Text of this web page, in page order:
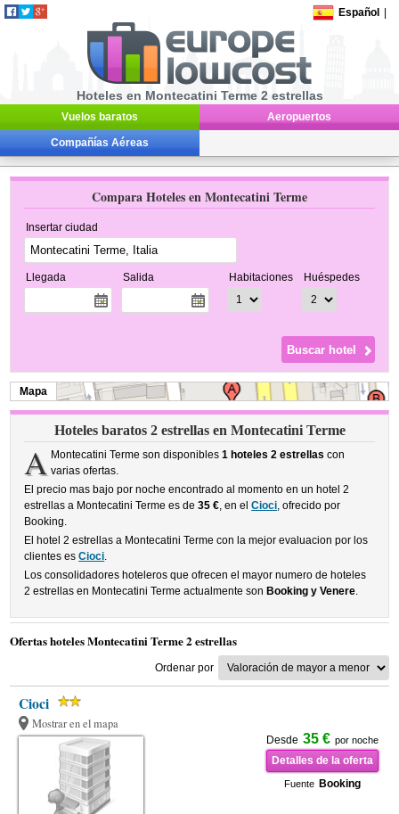
Español
Hoteles en Montecatini Terme 2 estrellas
Vuelos baratos Aeropuertos
Compañías Aéreas
Compara Hoteles en Montecatini Terme
Insertar ciudad
Llegada Salida Habitaciones Huéspedes
Mapa
Hoteles baratos 2 estrellas en Montecatini Terme
A Montecatini Terme son disponibles 1 hoteles 2 estrellas con
varias ofertas.
El precio mas bajo por noche encontrado al momento en un hotel 2
estrellas a Montecatini Terme es de35 €, en elCioci, ofrecido por
Booking.
El hotel 2 estrellas a Montecatini Terme con la mejor evaluacion por los
clientes esCioci.
Los consolidadores hoteleros que ofrecen el mayor numero de hoteles
2 estrellas en Montecatini Terme actualmente son Booking y Venere.
Ofertas hoteles Montecatini Terme 2 estrellas
Ordenar por
Cioci
Mostrar en el mapa
Desde 35 € por noche
Detalles de la oferta
Fuente Booking